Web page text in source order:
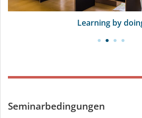
Learning by
Seminarbedingungen